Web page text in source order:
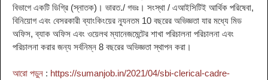
বিভাগে একটি ডিগ্রি (স্নাতক)। ভারত./ গভঃ। সংস্থা / এআইসিটিই আর্থিক পরিষেবা,
বিনিয়োগ এবং বেসরকারী ব্যাংকিংয়ের ন্যূনতম 10 বছরের অভিজ্ঞতা যার মধ্যে মিড
অফিস, ব্যাক অফিস এবং ওয়েলথ ম্যানেজমেন্টের শাখা পরিচালনা পরিচালনা এবং
পরিচালনা করার জন্য সর্বনিম্ন 8 বছরের অভিজ্ঞতা স্থাপন করা।
আরো পড়ুন : https://sumanjob.in/2021/04/sbi-clerical-cadre-